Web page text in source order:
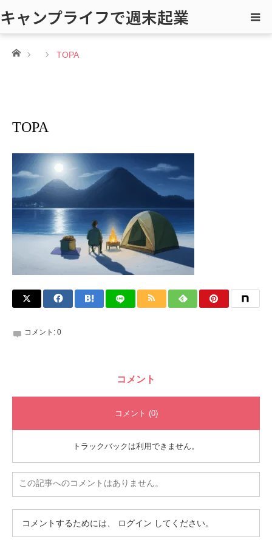
キャンプライフで週末起業
ホーム TOPA
TOPA
コメント: 0
コメント
コメント (0)
トラックバックは利用できません。
この記事へのコメントはありません。
コメントするためには、 ログイン してください。